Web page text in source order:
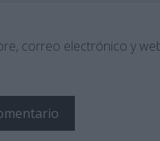
correo electrónico y